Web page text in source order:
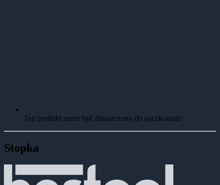
Ten produkt może być dostarczony do paczkomatu
Stopka